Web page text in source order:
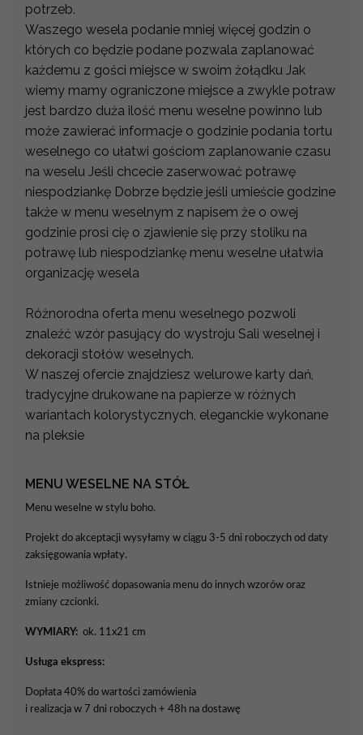
potrzeb.
Waszego wesela podanie mniej więcej godzin o
których co będzie podane pozwala zaplanować
każdemu z gości miejsce w swoim żołądku Jak
wiemy mamy ograniczone miejsce a zwykle potraw
jest bardzo duża ilość menu weselne powinno lub
może zawierać informacje o godzinie podania tortu
weselnego co ułatwi gościom zaplanowanie czasu
na weselu Jeśli chcecie zaserwować potrawę
niespodziankę Dobrze będzie jeśli umieście godzine
także w menu weselnym z napisem że o owej
godzinie prosi cię o zjawienie się przy stoliku na
potrawę lub niespodziankę menu weselne ułatwia
organizację wesela
Różnorodna oferta menu weselnego pozwoli
znaleźć wzór pasujący do wystroju Sali weselnej i
dekoracji stołów weselnych.
W naszej ofercie znajdziesz welurowe karty dań,
tradycyjne drukowane na papierze w różnych
wariantach kolorystycznych, eleganckie wykonane
na pleksie
MENU WESELNE NA STÓŁ
Menu weselne w stylu boho.
Projekt do akceptacji wysyłamy w ciągu 3-5 dni roboczych od daty
zaksięgowania wpłaty.
Istnieje możliwość dopasowania menu do innych wzorów oraz
zmiany czcionki.
WYMIARY: ok. 11x21 cm
Usługa ekspress:
Dopłata 40% do wartości zamówienia
i realizacja w 7 dni roboczych + 48h na dostawę